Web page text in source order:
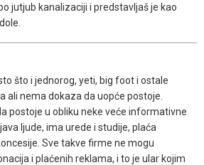
jutjub kanalizaciji i predstavljaš je kao
što i jednorog, yeti, big foot i ostale
ali nema dokaza da uopće postoje.
postoje u obliku neke veće informativne
ljude, ima urede i studije, plaća
Sve takve firme ne mogu
i plaćenih reklama, i to je ular kojim